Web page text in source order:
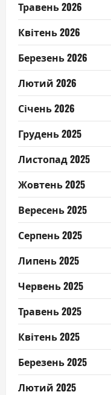
Травень 2026
Квітень 2026
Березень 2026
Лютий 2026
Січень 2026
Грудень 2025
Листопад 2025
Жовтень 2025
Вересень 2025
Серпень 2025
Липень 2025
Червень 2025
Травень 2025
Квітень 2025
Березень 2025
Лютий 2025